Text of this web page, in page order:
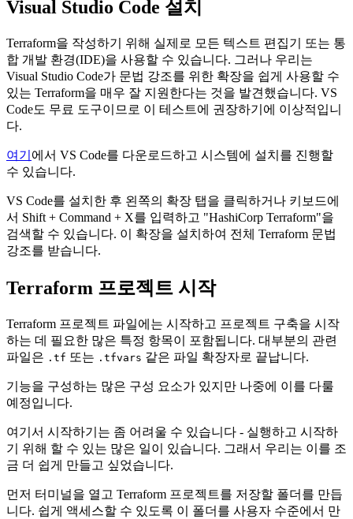
Visual Studio Code 설치
Terraform을 작성하기 위해 실제로 모든 텍스트 편집기 또는 통
합 개발 환경(IDE)을 사용할 수 있습니다. 그러나 우리는
Visual Studio Code가 문법 강조를 위한 확장을 쉽게 사용할 수
있는 Terraform을 매우 잘 지원한다는 것을 발견했습니다. VS
Code도 무료 도구이므로 이 테스트에 권장하기에 이상적입니
다.
여기 에서 VS Code를 다운로드하고 시스템에 설치를 진행할
수 있습니다.
VS Code를 설치한 후 왼쪽의 확장 탭을 클릭하거나 키보드에
서 Shift + Command + X를 입력하고 "HashiCorp Terraform"을
검색할 수 있습니다. 이 확장을 설치하여 전체 Terraform 문법
강조를 받습니다.
Terraform 프로젝트 시작
Terraform 프로젝트 파일에는 시작하고 프로젝트 구축을 시작
하는 데 필요한 많은 특정 항목이 포함됩니다. 대부분의 관련
파일은 .tf 또는 .tfvars 같은 파일 확장자로 끝납니다.
기능을 구성하는 많은 구성 요소가 있지만 나중에 이를 다룰
예정입니다.
여기서 시작하기는 좀 어려울 수 있습니다 - 실행하고 시작하
기 위해 할 수 있는 많은 일이 있습니다. 그래서 우리는 이를 조
금 더 쉽게 만들고 싶었습니다.
먼저 터미널을 열고 Terraform 프로젝트를 저장할 폴더를 만듭
니다. 쉽게 액세스할 수 있도록 이 폴더를 사용자 수준에서 만